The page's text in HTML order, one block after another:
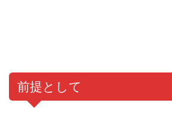
前提として